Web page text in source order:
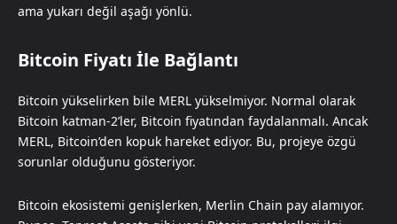
ama yukarı değil aşağı yönlü.
Bitcoin Fiyatı İle Bağlantı
Bitcoin yükselirken bile MERL yükselmiyor. Normal olarak
Bitcoin katman-2’ler, Bitcoin fiyatından faydalanmalı. Ancak
MERL, Bitcoin’den kopuk hareket ediyor. Bu, projeye özgü
sorunlar olduğunu gösteriyor.
Bitcoin ekosistemi genişlerken, Merlin Chain pay alamıyor.